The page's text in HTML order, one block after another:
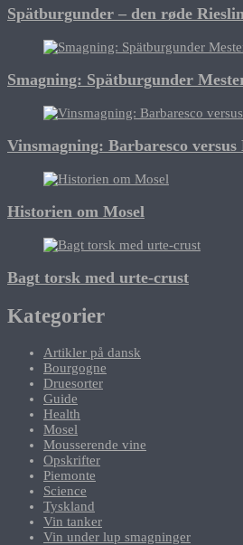
Spätburgunder – den røde
Smagning: Spätburgunder
Vinsmagning: Barbaresco versus
Historien om Mosel
Bagt torsk med urte-crust
Kategorier
Artikler på dansk
Bourgogne
Druesorter
Guide
Health
Mosel
Mousserende vine
Opskrifter
Piemonte
Science
Tyskland
Vin tanker
Vin under lup smagninger